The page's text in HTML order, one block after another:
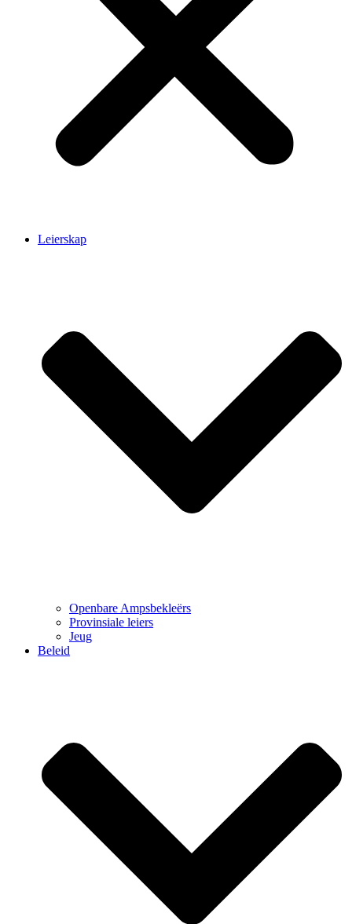
Leierskap
Openbare Ampsbekleërs
Provinsiale leiers
Jeug
Beleid